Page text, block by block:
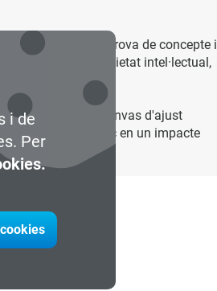
i de
Per
finançament de prova de concepte i
com la propietat intel·lectual,
com el canvas d'ajust
científic en un impacte